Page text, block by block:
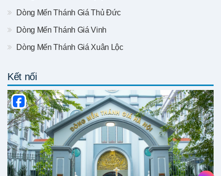
Dòng Mến Thánh Giá Thủ Đức
Dòng Mến Thánh Giá Vinh
Dòng Mến Thánh Giá Xuân Lộc
Kết nối